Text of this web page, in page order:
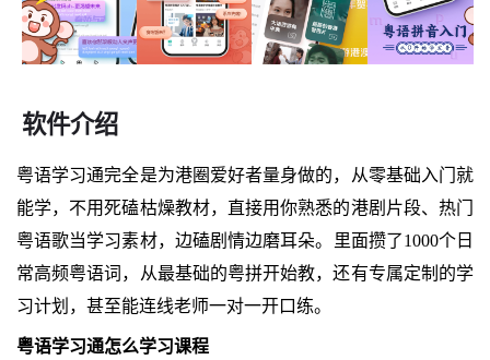
软件介绍
粤语学习通完全是为港圈爱好者量身做的，从零基础入门就
能学，不用死磕枯燥教材，直接用你熟悉的港剧片段、热门
粤语歌当学习素材，边磕剧情边磨耳朵。里面攒了1000个日
常高频粤语词，从最基础的粤拼开始教，还有专属定制的学
习计划，甚至能连线老师一对一开口练。
粤语学习通怎么学习课程